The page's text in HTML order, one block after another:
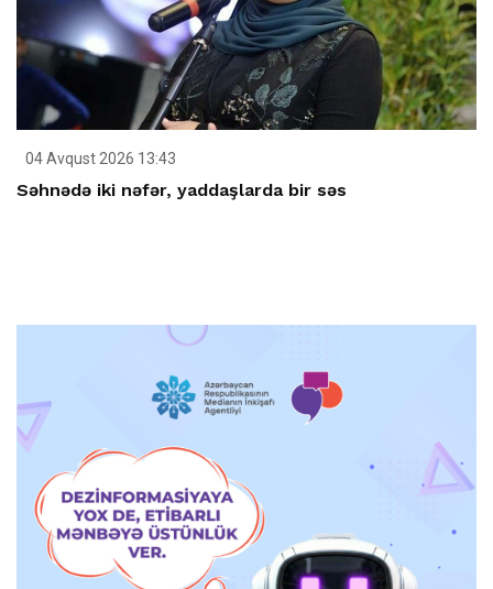
04 Avqust 2026 13:43
Səhnədə iki nəfər, yaddaşlarda bir səs